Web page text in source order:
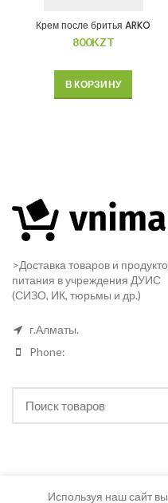
Крем после бритья ARKO
800KZT
В КОРЗИНУ
>Доставка товаров и
питания в учреждения ДУИС
(СИЗО, ИК, тюрьмы и др.)
г.Алматы.
Phone:
Используя наш сайт